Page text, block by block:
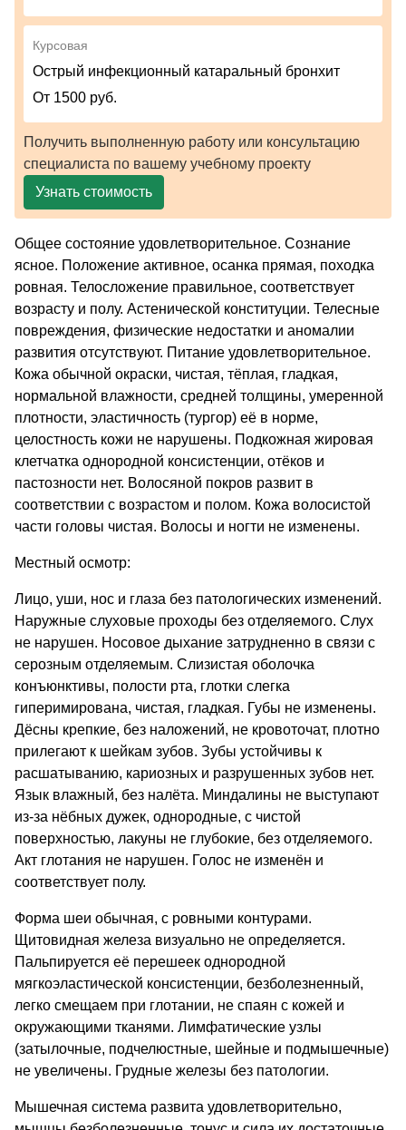
Курсовая
Острый инфекционный катаральный бронхит
От 1500 руб.
Получить выполненную работу или консультацию
специалиста по вашему учебному проекту
Узнать стоимость
Общее состояние удовлетворительное. Сознание
ясное. Положение активное, осанка прямая, походка
ровная. Телосложение правильное, соответствует
возрасту и полу. Астенической конституции. Телесные
повреждения, физические недостатки и аномалии
развития отсутствуют. Питание удовлетворительное.
Кожа обычной окраски, чистая, тёплая, гладкая,
нормальной влажности, средней толщины, умеренной
плотности, эластичность (тургор) её в норме,
целостность кожи не нарушены. Подкожная жировая
клетчатка однородной консистенции, отёков и
пастозности нет. Волосяной покров развит в
соответствии с возрастом и полом. Кожа волосистой
части головы чистая. Волосы и ногти не изменены.
Местный осмотр:
Лицо, уши, нос и глаза без патологических изменений.
Наружные слуховые проходы без отделяемого. Слух
не нарушен. Носовое дыхание затрудненно в связи с
серозным отделяемым. Слизистая оболочка
конъюнктивы, полости рта, глотки слегка
гиперимирована, чистая, гладкая. Губы не изменены.
Дёсны крепкие, без наложений, не кровоточат, плотно
прилегают к шейкам зубов. Зубы устойчивы к
расшатыванию, кариозных и разрушенных зубов нет.
Язык влажный, без налёта. Миндалины не выступают
из-за нёбных дужек, однородные, с чистой
поверхностью, лакуны не глубокие, без отделяемого.
Акт глотания не нарушен. Голос не изменён и
соответствует полу.
Форма шеи обычная, с ровными контурами.
Щитовидная железа визуально не определяется.
Пальпируется её перешеек однородной
мягкоэластической консистенции, безболезненный,
легко смещаем при глотании, не спаян с кожей и
окружающими тканями. Лимфатические узлы
(затылочные, подчелюстные, шейные и подмышечные)
не увеличены. Грудные железы без патологии.
Мышечная система развита удовлетворительно,